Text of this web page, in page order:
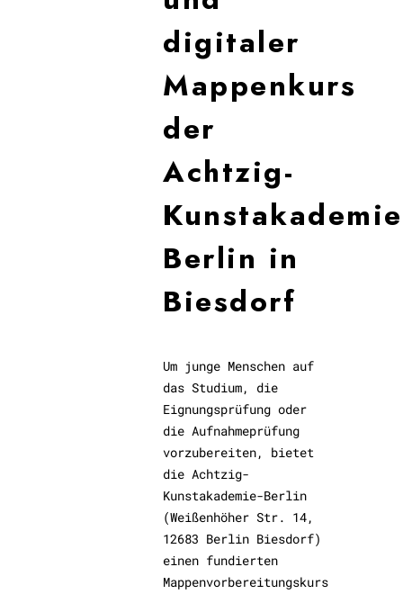
digitaler
Mappenkurs
der
Achtzig-
Berlin in
Biesdorf
Um junge Menschen auf
das Studium, die
Eignungsprüfung oder
die Aufnahmeprüfung
vorzubereiten, bietet
die Achtzig-
Kunstakademie-Berlin
(Weißenhöher Str. 14,
12683 Berlin Biesdorf)
einen fundierten
Mappenvorbereitungskurs